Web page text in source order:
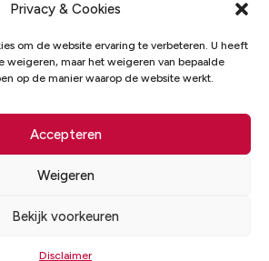
Privacy & Cookies
om de website ervaring te verbeteren. U heeft
weigeren, maar het weigeren van bepaalde
op de manier waarop de website werkt.
Accepteren
Weigeren
Bekijk voorkeuren
Disclaimer